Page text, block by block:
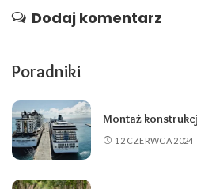
Dodaj komentarz
Poradniki
Montaż
12 CZERWCA 2024